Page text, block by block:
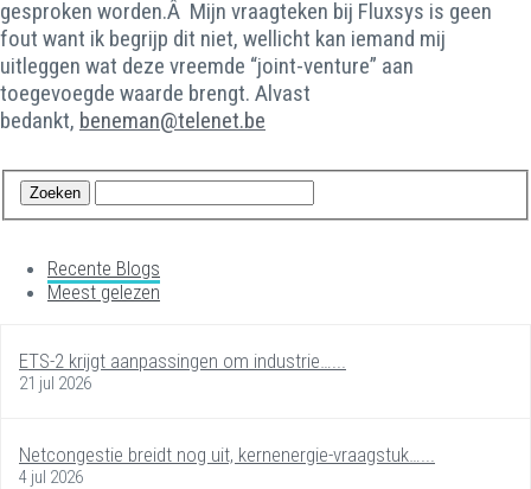
gesproken worden.Â Mijn vraagteken bij Fluxsys is geen
fout want ik begrijp dit niet, wellicht kan iemand mij
uitleggen wat deze vreemde “joint-venture” aan
toegevoegde waarde brengt. Alvast
bedankt, beneman@telenet.be
Recente Blogs
Meest gelezen
ETS-2 krijgt aanpassingen om industrie…...
21 jul 2026
Netcongestie breidt nog uit, kernenergie-vraagstuk…...
4 jul 2026